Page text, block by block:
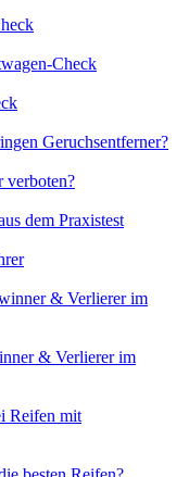
Check
Geruchsentferner?
verboten?
dem Praxistest
& Verlierer im
& Verlierer im
Reifen mit